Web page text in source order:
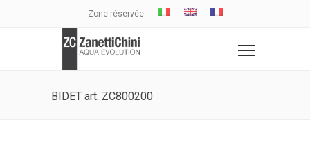
Zone réservée
BIDET art. ZC800200